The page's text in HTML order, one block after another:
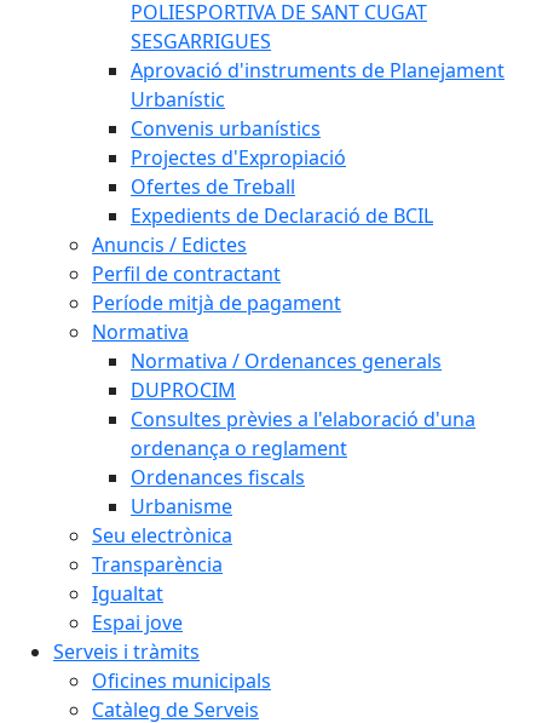
POLIESPORTIVA DE SANT CUGAT
SESGARRIGUES
Aprovació d'instruments de Planejament
Urbanístic
Convenis urbanístics
Projectes d'Expropiació
Ofertes de Treball
Expedients de Declaració de BCIL
Anuncis / Edictes
Perfil de contractant
Període mitjà de pagament
Normativa
Normativa / Ordenances generals
DUPROCIM
Consultes prèvies a l'elaboració d'una
ordenança o reglament
Ordenances fiscals
Urbanisme
Seu electrònica
Transparència
Igualtat
Espai jove
Serveis i tràmits
Oficines municipals
Catàleg de Serveis